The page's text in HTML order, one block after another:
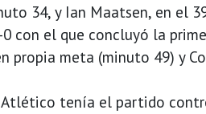
34, y Ian Maatsen, en el
con el que concluyó la
propia meta (minuto 49) y
tenía el partido